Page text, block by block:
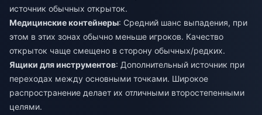
источник обычных открыток.
Медицинские контейнеры: Средний шанс выпадения, при
этом в этих зонах обычно меньше игроков. Качество
открыток чаще смещено в сторону обычных/редких.
Ящики для инструментов: Дополнительный источник при
переходах между основными точками. Широкое
распространение делает их отличными второстепенными
целями.